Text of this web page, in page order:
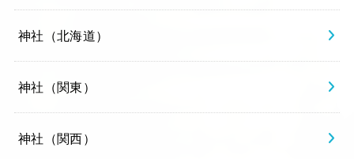
神社（北海道）
神社（関東）
神社（関西）